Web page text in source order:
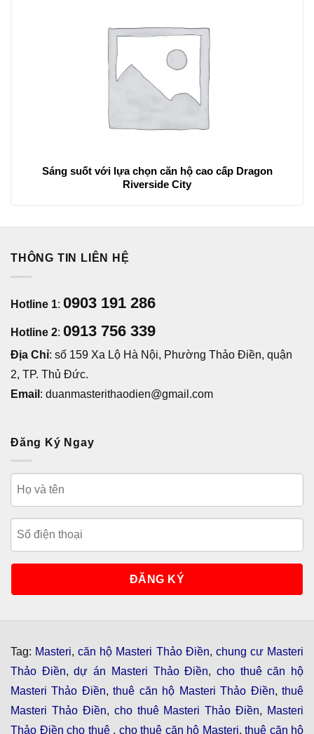
Sáng suốt với lựa chọn căn hộ cao cấp Dragon
Riverside City
THÔNG TIN LIÊN HỆ
Hotline 1: 0903 191 286
Hotline 2: 0913 756 339
Địa Chỉ: số 159 Xa Lộ Hà Nội, Phường Thảo Điền, quận
2, TP. Thủ Đức.
Email : duanmasterithaodien@gmail.com
Đăng Ký Ngay
Tag: Masteri,căn hộ Masteri Thảo Điền, chung cư Masteri
Thảo Điền,dự án Masteri Thảo Điền, cho thuê căn hộ
Masteri Thảo Điền,thuê căn hộ Masteri Thảo Điền,thuê
Masteri Thảo Điền, cho thuê Masteri Thảo Điền, Masteri
Thảo Điền cho thuê , cho thuê căn hộ Masteri, thuê căn hộ